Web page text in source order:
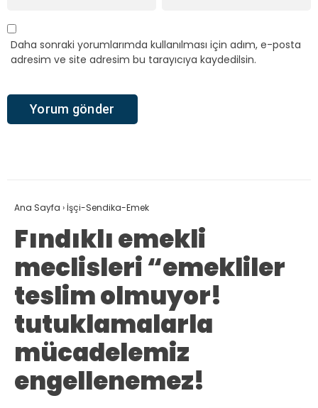
Daha sonraki yorumlarımda kullanılması için adım, e-posta
adresim ve site adresim bu tarayıcıya kaydedilsin.
Ana Sayfa › İşçi-Sendika-Emek
Fındıklı emekli
meclisleri “emekliler
teslim olmuyor!
tutuklamalarla
mücadelemiz
engellenemez!